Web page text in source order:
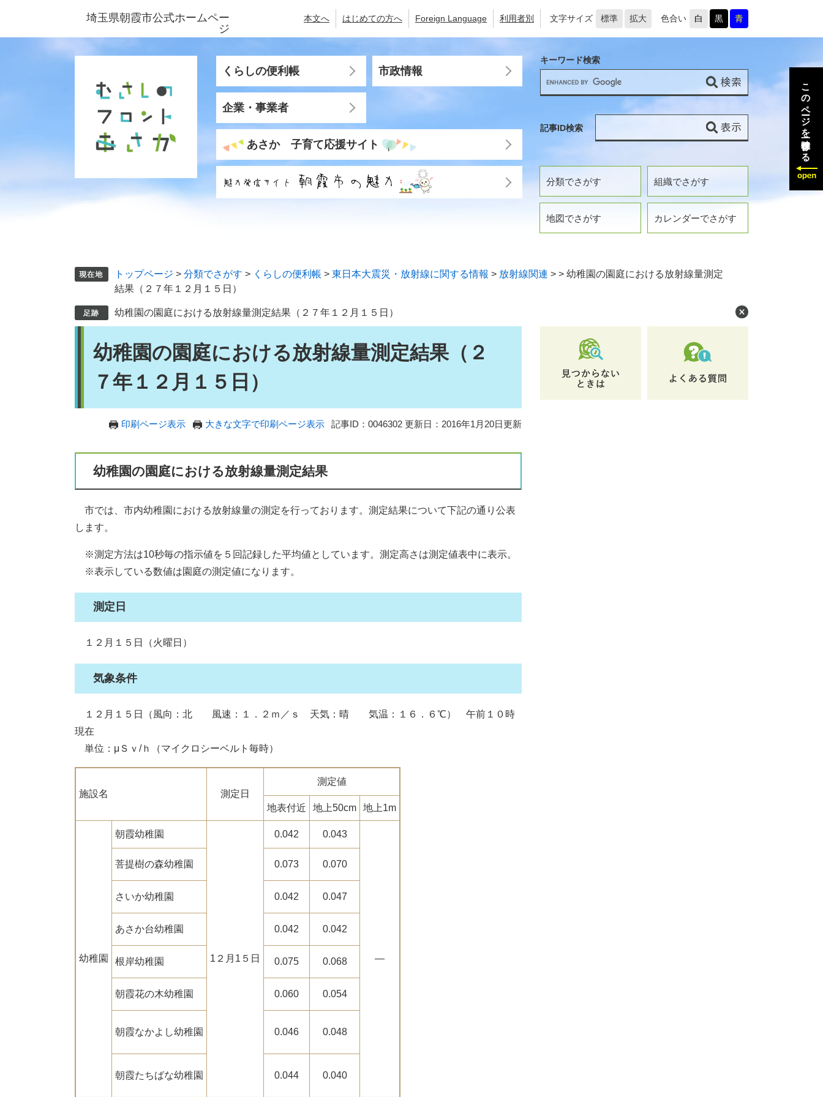
ジ
ュ
埼玉県朝霞市公式ホームペー
ジ
本文へ はじめての方へ Foreign Language 利用者別 文字サイズ 標準 拡大 色合い 白 黒 青
くらしの便利帳 市政情報
企業・事業者
あさか 子育て応援サイト
分類でさがす 組織でさがす
地図でさがす カレンダーでさがす
キーワード検索
記事ID検索
トップページ > 分類でさがす > くらしの便利帳 > 東日本大震災・放射線に関する情報 > 放射線関連 > > 幼稚園の園庭における放射線量測定
結果（２７年１２月１５日）
幼稚園の園庭における放射線量測定結果（２７年１２月１５日）
幼稚園の園庭における放射線量測定結果（２
７年１２月１５日）
印刷ページ表示 大きな文字で印刷ページ表示 記事ID：0046302 更新日：2016年1月20日更新
幼稚園の園庭における放射線量測定結果
市では、市内幼稚園における放射線量の測定を行っております。測定結果について下記の通り公表
します。
※測定方法は10秒毎の指示値を５回記録した平均値としています。測定高さは測定値表中に表示。
※表示している数値は園庭の測定値になります。
測定日
１２月１５日（火曜日）
気象条件
１２月１５日（風向：北 風速：１．２ｍ／ｓ 天気：晴 気温：１６．６℃） 午前１０時
現在
単位：μＳｖ/ｈ（マイクロシーベルト毎時）
施設名 測定日
測定値
地表付近 地上50cm 地上1m
幼稚園
朝霞幼稚園
1２月1５日
0.042 0.043
―
菩提樹の森幼稚園 0.073 0.070
さいか幼稚園 0.042 0.047
あさか台幼稚園 0.042 0.042
根岸幼稚園 0.075 0.068
朝霞花の木幼稚園 0.060 0.054
朝霞なかよし幼稚園 0.046 0.048
朝霞たちばな幼稚園 0.044 0.040
このページを一時保存する